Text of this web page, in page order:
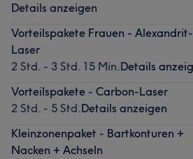
Details anzeigen
Vorteilspakete Frauen -
Laser
2 Std. - 3 Std. 15 Min.Details
Vorteilspakete - Carbon-Laser
2 Std. - 5 Std.Details anzeigen
Kleinzonenpaket - Bartkonturen +
Nacken + Achseln